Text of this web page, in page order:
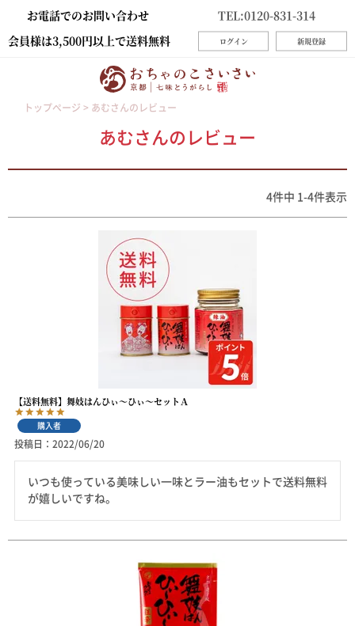
お電話でのお問い合わせ
TEL:0120-831-314
会員様は3,500円以上で送料無料
ログイン 新規登録
トップページ あむさんのレビュー
あむさんのレビュー
4件中 1 -4件表示
【送料無料】舞妓はんひぃ～ひぃ～セットＡ
購入者
投稿日 2022/06/20
いつも使っている美味しい一味とラー油もセットで送料無料
が嬉しいですね。